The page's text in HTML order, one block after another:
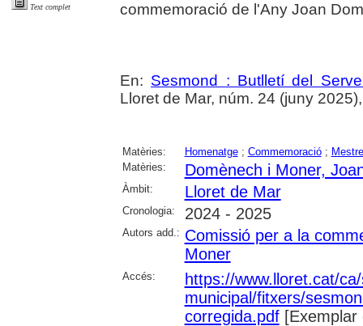
Text complet commemoració de l'Any Joan
En: Sesmond : Butlletí del
Lloret de Mar, núm. 24 (juny
Matèries: Homenatge; Commemoració;
Matèries:
Domènech i Moner,
Àmbit: Lloret de Mar
Cronologia: 2024 - 2025
Autors add.: Comissió per a la
Moner
Accés:
https://www.lloret.cat/
municipal/fitxers/
corregida.pdf[Exemplar